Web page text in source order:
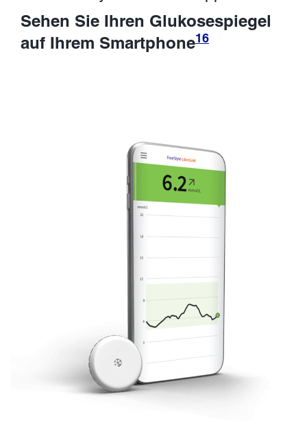
Sehen Sie Ihren Glukosespiegel
auf Ihrem Smartphone16